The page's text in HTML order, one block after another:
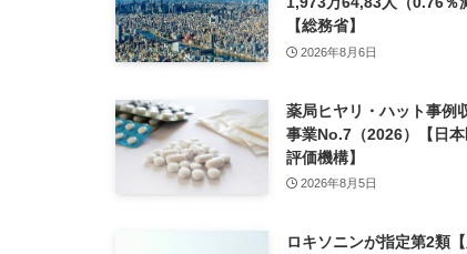
【総務省】
2026年8月6日
薬局ヒヤリ・ハット事例
事業No.7（2026）【日
評価機構】
2026年8月5日
ロキソニンが指定第2類【